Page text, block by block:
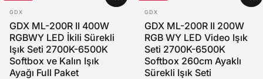
SATICI:
GDX
GDX ML-200R II 400W
RGBWY LED İkili Sürekli
Işık Seti 2700K-6500K
Softbox ve Kalın Işık
Ayağı Full Paket
SATICI:
GDX
GDX ML-200R II 200W
RGB WY LED Video Işık
Seti 2700K-6500K
Softbox 260cm Ayaklı
Sürekli Işık Seti